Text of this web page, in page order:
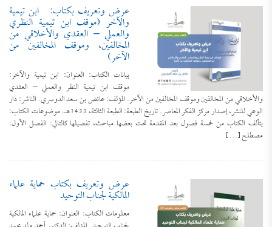
عرض وتعريف بكتاب: ابن تيمية
والآخر (موقف ابن تيمية النظري
والعملي – العقدي والأخلاقي من
المخالفين، وموقف المخالفين من
الآخر)
بيانات الكتاب: العنوان: ابن تيمية والآخر:
موقف ابن تيمية النظر والعملي – العقدي
والأخلاقي من المخالفين وموقف المخالفين من الآخر. المؤلف: عائض بن سعد الدوسري. الناشر: دار
الوعي للنشر، إصدار مركز الفكر المعاصر. تاريخ الطبعة: الطبعة الثالثة، 1433هـ. موضوعات الكتاب:
يتألف الكتاب من خمسة فصول بعد المقدمة تحت بعضها مباحث، تفصيلها كالتالي: الفصل الأول:
مصطلح […]
عرض وتعريف بكتاب حماية علماء
المالكية لجناب التوحيد
معلومات الكتاب: العنوان: حماية علماء المالكية
السَّمح)
العقديَّة للعلامة الشَّيخ محمد عبد الظَّاهر أبو السَّمح.
اسم المؤلف: أ. د. عبد الله بن عمر الدميجي، أستاذ
العقيدة بكلية الدعوة وأصول الدين بجامعة أم القرى.
رقم الطبعة وتاريخها: الطبعة الأولى في دار الهدي
الحالة السلفية عند أوائل الصوفية